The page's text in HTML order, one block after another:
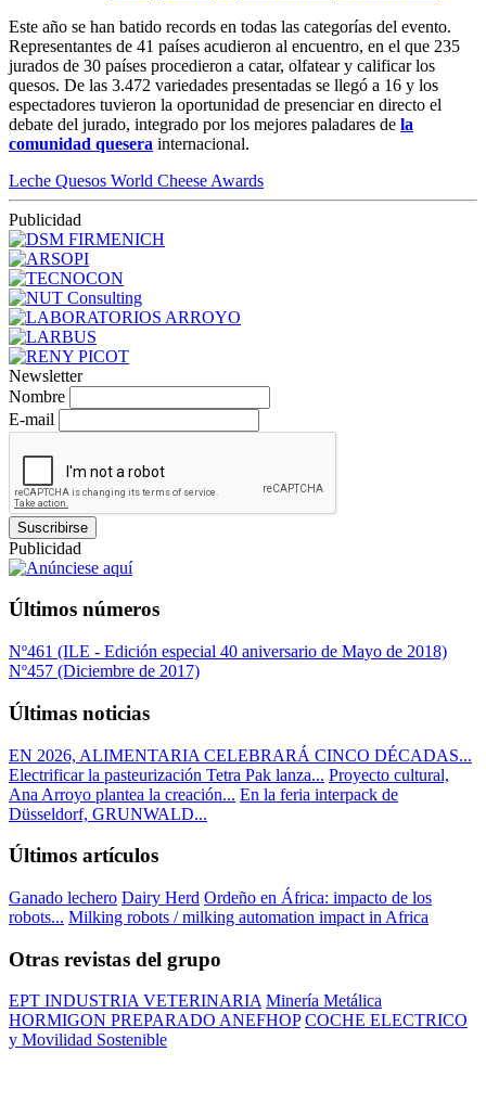
Este año se han batido records en todas las categorías del evento.
Representantes de 41 países acudieron al encuentro, en el que 235
jurados de 30 países procedieron a catar, olfatear y calificar los
quesos. De las 3.472 variedades presentadas se llegó a 16 y los
espectadores tuvieron la oportunidad de presenciar en directo el
debate del jurado, integrado por los mejores paladares de la
comunidad quesera internacional.
Leche Quesos World Cheese Awards
Publicidad
Newsletter
Nombre
E-mail
Suscribirse
Publicidad
Últimos números
Nº461 (ILE - Edición especial 40 aniversario de Mayo de 2018)
Nº457 (Diciembre de 2017)
Últimas noticias
EN 2026, ALIMENTARIA CELEBRARÁ CINCO DÉCADAS...
Electrificar la pasteurización Tetra Pak lanza... Proyecto cultural,
Ana Arroyo plantea la creación... En la feria interpack de
Düsseldorf, GRUNWALD...
Últimos artículos
Ganado lechero Dairy Herd Ordeño en África: impacto de los
robots... Milking robots / milking automation impact in Africa
Otras revistas del grupo
EPT INDUSTRIA VETERINARIA Minería Metálica
HORMIGON PREPARADO ANEFHOP COCHE ELECTRICO
y Movilidad Sostenible